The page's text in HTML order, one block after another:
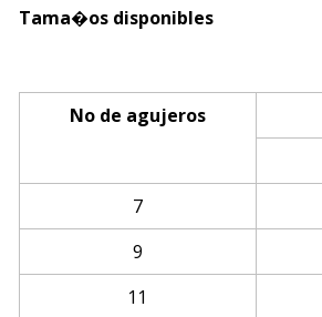
Tama�os disponibles
No de agujeros
7
9
11